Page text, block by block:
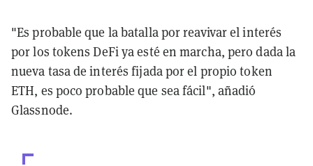
"Es probable que la batalla por reavivar el interés
por los tokens DeFi ya esté en marcha, pero dada la
nueva tasa de interés fijada por el propio token
ETH, es poco probable que sea fácil", añadió
Glassnode.